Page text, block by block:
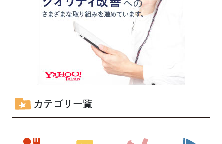
カテゴリ一覧